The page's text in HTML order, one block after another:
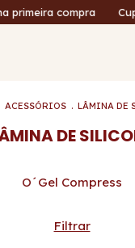
compra Cupom
ACESSÓRIOS . LÂMINA DE
DE
O´Gel Compress
Filtrar